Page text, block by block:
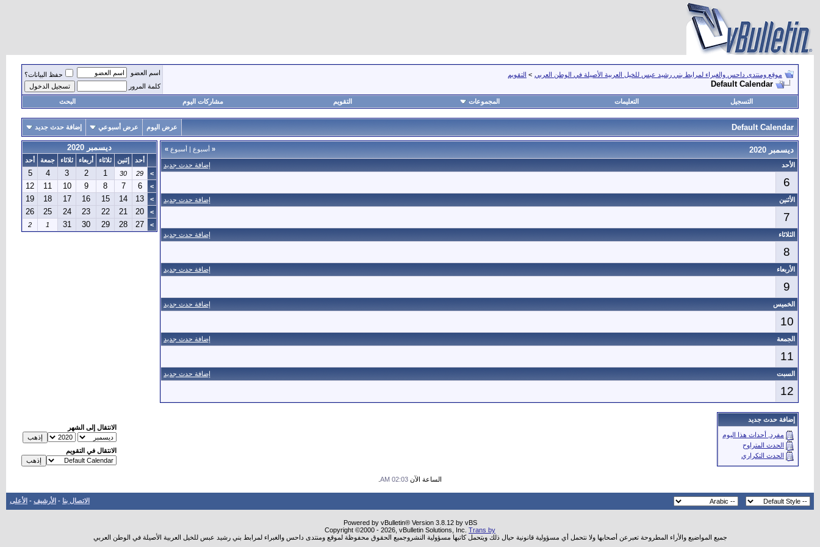
موقع ومنتدى داحس والغبراء لمرابط بني رشيد عبس للخيل العربية الأصيلة في الوطن العربي > التقويم
Default Calendar
اسم العضو
حفظ البيانات؟
كلمة المرور
التسجيل التعليمات المجموعات التقويم مشاركات اليوم البحث
Default Calendar عرض اليوم عرض أسبوعي إضافة حدث جديد
« أسبوع | أسبوع » ديسمبر 2020
إضافة حدث جديد الأحد
6
إضافة حدث جديد الأثنين
7
إضافة حدث جديد الثلاثاء
8
إضافة حدث جديد الأربعاء
9
إضافة حدث جديد الخميس
10
إضافة حدث جديد الجمعة
11
إضافة حدث جديد السبت
12
ديسمبر 2020
أحد إثنين ثلاثاء أربعاء ثلاثاء جمعة
أحد
>
29
30
1
2
3
4
5
>
6
7
8
9
10
11
12
>
13
14
15
16
17
18
19
>
20
21
22
23
24
25
26
>
27
28
29
30
31
1
2
إضافة حدث جديد
مفرد, أحداث هذا اليوم
الحدث المتراوح
الحدث التكراري
الانتقال إلى الشهر
الانتقال في التقويم
الساعة الآن 02:03 AM
الاتصال بنا - الأرشيف - الأعلى
Powered by vBulletin® Version 3.8.12 by vBS
Copyright ©2000 - 2026, vBulletin Solutions, Inc. Trans by
جميع المواضيع والأراء المطروحة تعبرعن أصحابها ولا نتحمل أي مسؤولية قانونية حيال ذلك ويتحمل كاتبها مسؤولية النشروجميع الحقوق محفوظة لموقع ومنتدى داحس والغبراء لمرابط بني رشيد عبس للخيل العربية الأصيلة في الوطن العربي